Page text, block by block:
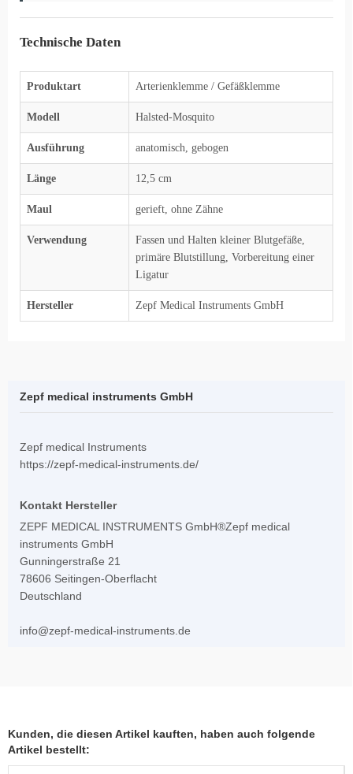
Technische Daten
Produktart Arterienklemme / Gefäßklemme
Modell Halsted-Mosquito
Ausführung anatomisch, gebogen
Länge 12,5 cm
Maul gerieft, ohne Zähne
Verwendung
Fassen und Halten kleiner Blutgefäße,
primäre Blutstillung, Vorbereitung einer
Ligatur
Hersteller Zepf Medical Instruments GmbH
Zepf medical instruments GmbH
Zepf medical Instruments
https://zepf-medical-instruments.de/
Kontakt Hersteller
ZEPF MEDICAL INSTRUMENTS GmbH®Zepf medical
instruments GmbH
Gunningerstraße 21
78606 Seitingen-Oberflacht
Deutschland
info@zepf-medical-instruments.de
Kunden, die diesen Artikel kauften, haben auch folgende
Artikel bestellt: